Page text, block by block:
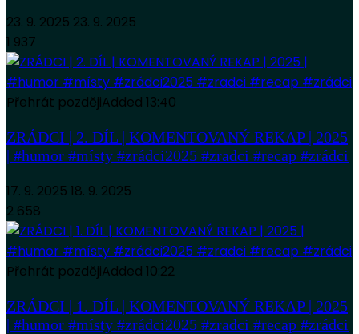
23. 9. 2025 23. 9. 2025
1 937
Přehrát pozdějiAdded 13:40
ZRÁDCI | 2. DÍL | KOMENTOVANÝ REKAP | 2025
| #humor #místy #zrádci2025 #zradci #recap #zrádci
17. 9. 2025 18. 9. 2025
2 658
Přehrát pozdějiAdded 10:22
ZRÁDCI | 1. DÍL | KOMENTOVANÝ REKAP | 2025
| #humor #místy #zrádci2025 #zradci #recap #zrádci